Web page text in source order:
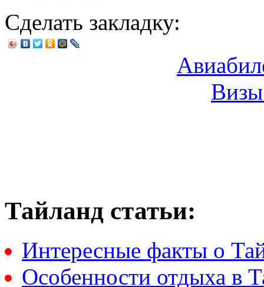
Сделать закладку:
Тайланд статьи:
Интересные факты о
Особенности отдыха в